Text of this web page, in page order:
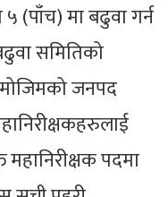
(पाँच) मा बढुवा गर्न
समितिको
जनपद
महानिरीक्षक पदमा